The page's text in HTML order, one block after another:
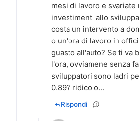
mesi di lavoro e svariate
investimenti allo
costa un intervento a
o un'ora di lavoro in
guasto all'auto? Se ti va
l'ora, ovviamene senza
sviluppatori sono ladri
0.89? ridicolo...
Rispondi